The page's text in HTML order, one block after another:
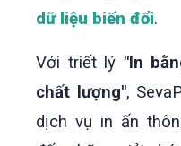
dữ liệu biến đổi.
Với triết lý "In
chất lượng",
dịch vụ in ấn